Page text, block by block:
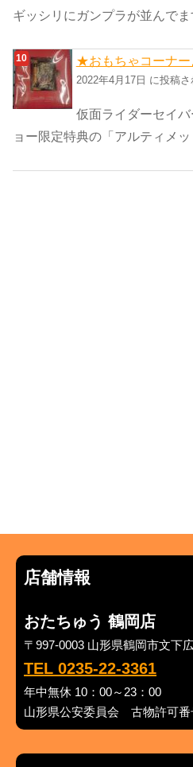
ギッシリにガンプラが並んでま
★おもちゃコーナー
2022年4月17日 に投稿さ
仮面ライダーセイ
ョー限定特典の「アルティメ
店舗情報
おたちゅう 鶴岡店
〒997-0003 山形県鶴岡市文下
TEL 0235-22-3361
年中無休 10：00～23：00
山形県公安委員会 古物許可番